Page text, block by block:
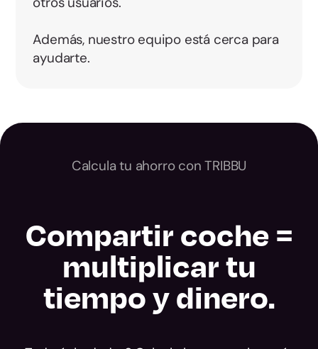
Además, nuestro equipo está cerca para
ayudarte.
Calcula tu ahorro con TRIBBU
Compartir coche =
multiplicar tu
tiempo y dinero.